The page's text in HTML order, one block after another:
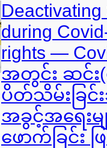
Deactivating
during
rights —
အတွင်း ဆင်း(
ပိတ်သိမ်းခြ
အခွင့်အရေးမ
ဖောက်ခြင်း